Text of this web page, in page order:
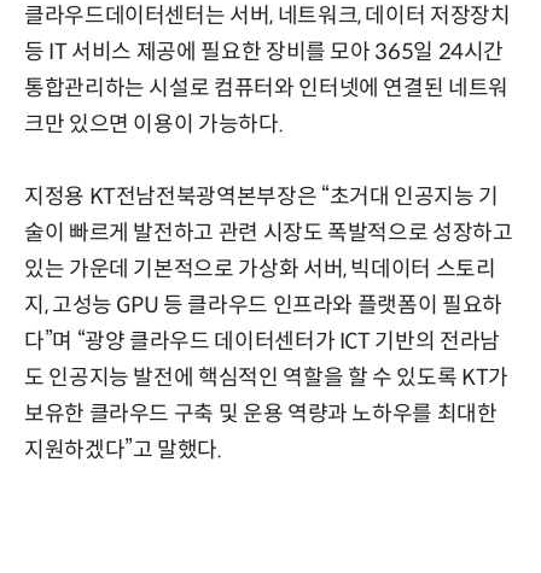
클라우드데이터센터는 서버, 네트워크, 데이터 저장장치
등 IT 서비스 제공에 필요한 장비를 모아 365일 24시간
통합관리하는 시설로 컴퓨터와 인터넷에 연결된 네트워
크만 있으면 이용이 가능하다.
지정용 KT전남전북광역본부장은 “초거대 인공지능 기
술이 빠르게 발전하고 관련 시장도 폭발적으로 성장하고
있는 가운데 기본적으로 가상화 서버, 빅데이터 스토리
지, 고성능 GPU 등 클라우드 인프라와 플랫폼이 필요하
다”며 “광양 클라우드 데이터센터가 ICT 기반의 전라남
도 인공지능 발전에 핵심적인 역할을 할 수 있도록 KT가
보유한 클라우드 구축 및 운용 역량과 노하우를 최대한
지원하겠다”고 말했다.